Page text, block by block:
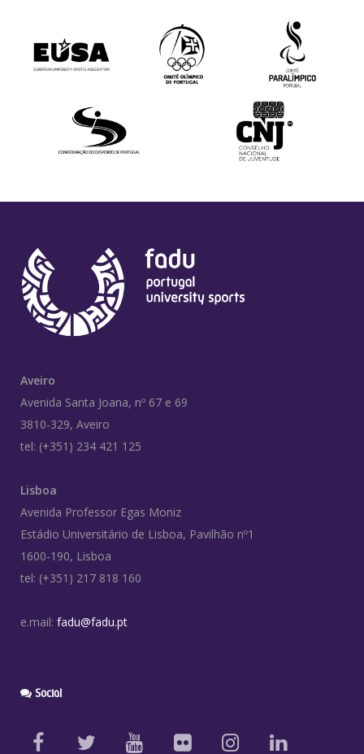
Aveiro
Avenida Santa Joana, nº 67 e 69
3810-329, Aveiro
tel: (+351) 234 421 125
Lisboa
Avenida Professor Egas Moniz
Estádio Universitário de Lisboa, Pavilhão nº1
1600-190, Lisboa
tel: (+351) 217 818 160
e.mail: fadu@fadu.pt
Social